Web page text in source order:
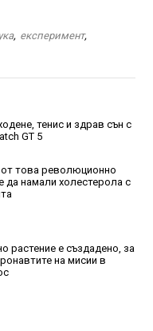
, експеримент,
тенис и здрав сън с
GT 5
това революционно
да намали холестерола с
растение е създадено, за
на мисии в